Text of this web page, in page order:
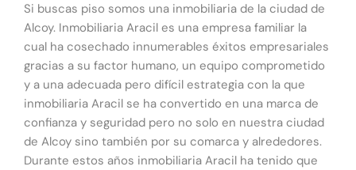
Si buscas piso somos una inmobiliaria de la ciudad de
Alcoy. Inmobiliaria Aracil es una empresa familiar la
cual ha cosechado innumerables éxitos empresariales
gracias a su factor humano, un equipo comprometido
y a una adecuada pero difícil estrategia con la que
inmobiliaria Aracil se ha convertido en una marca de
confianza y seguridad pero no solo en nuestra ciudad
de Alcoy sino también por su comarca y alrededores.
Durante estos años inmobiliaria Aracil ha tenido que